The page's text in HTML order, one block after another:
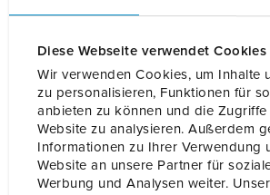
Diese Webseite verwendet Cookies
Wir verwenden Cookies, um Inhalte
zu personalisieren, Funktionen für
anbieten zu können und die Zugriffe
Website zu analysieren. Außerdem
Informationen zu Ihrer Verwendung
Website an unsere Partner für
Werbung und Analysen weiter.
Cavo di ricarica MENNEKES Modo 2
Ricarica tramite una presa Schuko o CEE